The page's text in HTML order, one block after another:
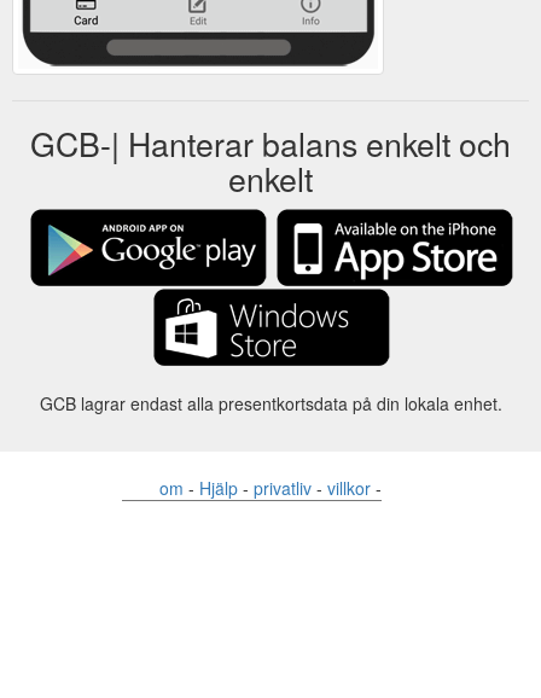
GCB-| Hanterar balans enkelt och
enkelt
GCB lagrar endast alla presentkortsdata på din lokala enhet.
om - Hjälp - privatliv - villkor -